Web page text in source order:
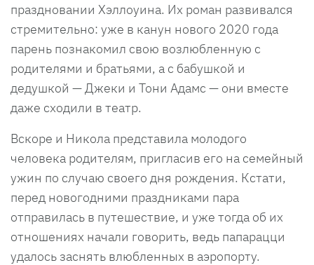
праздновании Хэллоуина. Их роман развивался
стремительно: уже в канун нового 2020 года
парень познакомил свою возлюбленную с
родителями и братьями, а с бабушкой и
дедушкой — Джеки и Тони Адамс — они вместе
даже сходили в театр.
Вскоре и Никола представила молодого
человека родителям, пригласив его на семейный
ужин по случаю своего дня рождения. Кстати,
перед новогодними праздниками пара
отправилась в путешествие, и уже тогда об их
отношениях начали говорить, ведь папарацци
удалось заснять влюбленных в аэропорту.